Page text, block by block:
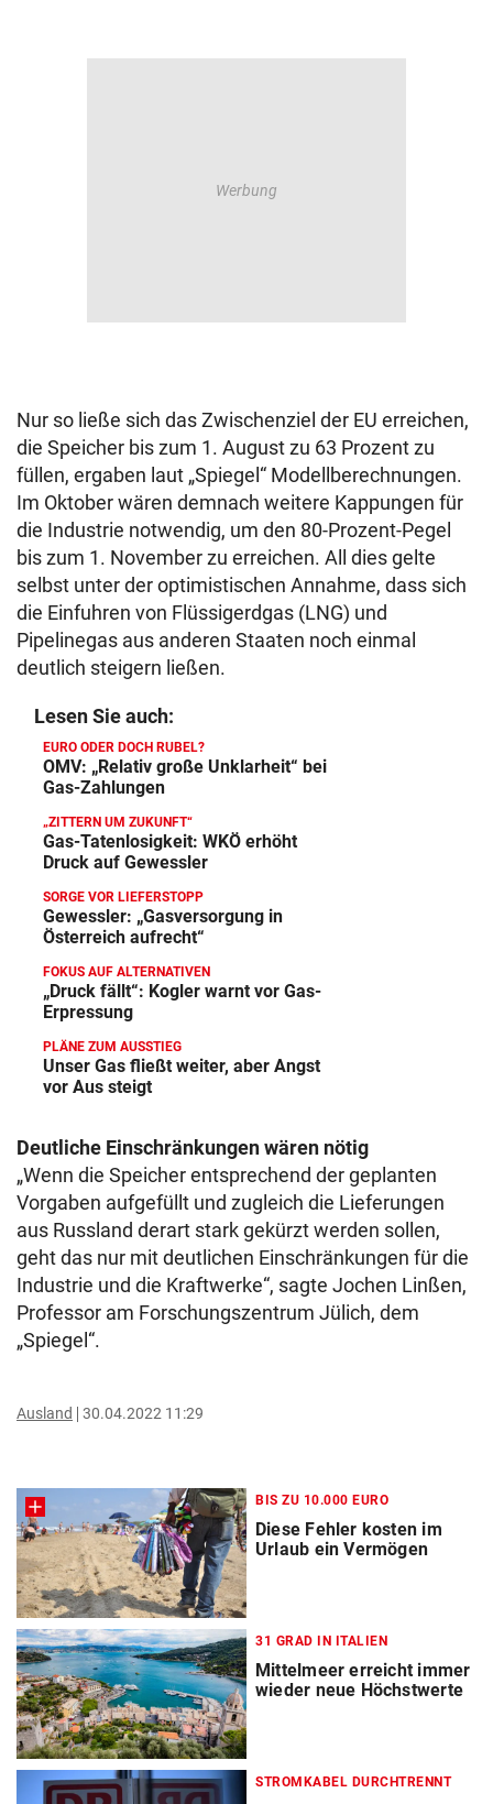
Nur so ließe sich das Zwischenziel der EU erreichen,
die Speicher bis zum 1. August zu 63 Prozent zu
füllen, ergaben laut „Spiegel“ Modellberechnungen.
Im Oktober wären demnach weitere Kappungen für
die Industrie notwendig, um den 80-Prozent-Pegel
bis zum 1. November zu erreichen. All dies gelte
selbst unter der optimistischen Annahme, dass sich
die Einfuhren von Flüssigerdgas (LNG) und
Pipelinegas aus anderen Staaten noch einmal
deutlich steigern ließen.
Lesen Sie auch:
EURO ODER DOCH RUBEL?
OMV: „Relativ große Unklarheit“ bei
Gas-Zahlungen
„ZITTERN UM ZUKUNFT“
Gas-Tatenlosigkeit: WKÖ erhöht
Druck auf Gewessler
SORGE VOR LIEFERSTOPP
Gewessler: „Gasversorgung in
Österreich aufrecht“
FOKUS AUF ALTERNATIVEN
„Druck fällt“: Kogler warnt vor Gas-
Erpressung
PLÄNE ZUM AUSSTIEG
Unser Gas fließt weiter, aber Angst
vor Aus steigt
Deutliche Einschränkungen wären nötig
„Wenn die Speicher entsprechend der geplanten
Vorgaben aufgefüllt und zugleich die Lieferungen
aus Russland derart stark gekürzt werden sollen,
geht das nur mit deutlichen Einschränkungen für die
Industrie und die Kraftwerke“, sagte Jochen Linßen,
Professor am Forschungszentrum Jülich, dem
„Spiegel“.
Ausland 30.04.2022 11:29
BIS ZU 10.000 EURO
Diese Fehler kosten im
Urlaub ein Vermögen
31 GRAD IN ITALIEN
Mittelmeer erreicht immer
wieder neue Höchstwerte
STROMKABEL DURCHTRENNT